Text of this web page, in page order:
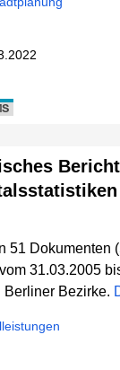
51 Dokumenten
31.03.2005
Bezirke.